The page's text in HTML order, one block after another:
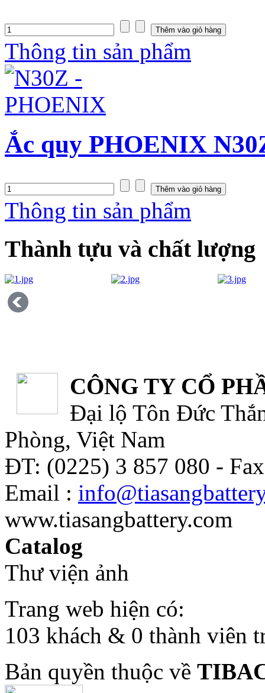
Thông tin sản phẩm
Ắc quy PHOENIX
Thông tin sản phẩm
Thành tựu và chất lượng
CÔNG TY CỔ
Đại lộ Tôn Đức
Phòng, Việt Nam
ĐT: (0225) 3 857 080 -
Email :
www.tiasangbattery.com
Catalog
Thư viện ảnh
Trang web hiện có:
103 khách & 0 thành viên
Bản quyền thuộc về